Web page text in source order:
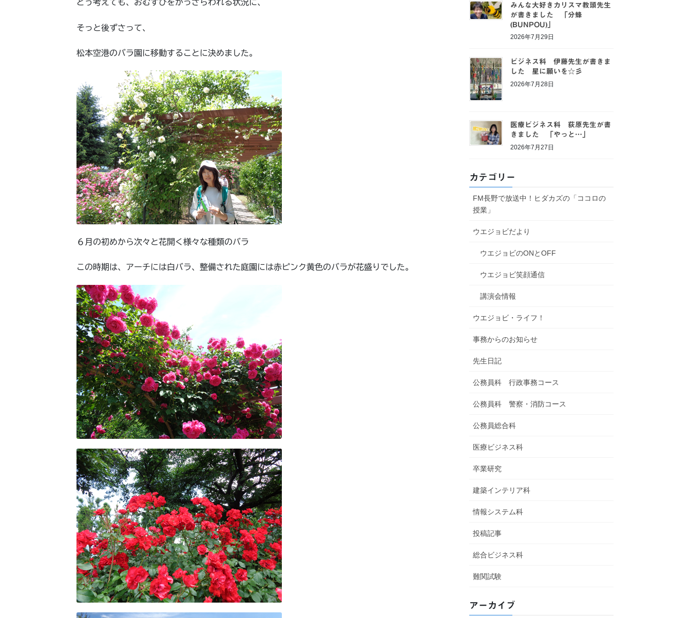
どう考えても、おむすびをかっさらわれる状況に、
そっと後ずさって、
松本空港のバラ園に移動することに決めました。
６月の初めから次々と花開く様々な種類のバラ
この時期は、アーチには白バラ、整備された庭園には赤ピンク黄色のバラが花盛りでした。
みんな大好きカリスマ教頭先生
が書きました 「分蜂
(BUNPOU)」
2026年7月29日
ビジネス科 伊藤先生が書きま
した 星に願いを☆彡
2026年7月28日
医療ビジネス科 荻原先生が書
きました 「やっと…」
2026年7月27日
カテゴリー
FM長野で放送中！ヒダカズの「ココロの
授業」
ウエジョビだより
ウエジョビのONとOFF
ウエジョビ笑顔通信
講演会情報
ウエジョビ・ライフ！
事務からのお知らせ
先生日記
公務員科 行政事務コース
公務員科 警察・消防コース
公務員総合科
医療ビジネス科
卒業研究
建築インテリア科
情報システム科
投稿記事
総合ビジネス科
難関試験
アーカイブ